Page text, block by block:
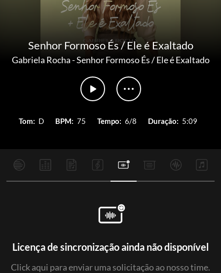
Senhor Formoso És / Ele é Exaltado
Gabriela Rocha-Senhor Formoso És / Ele é Exaltado
Tom: D BPM: 75 Tempo: 6/8 Duração: 5:09
Licença de sincronização ainda não disponível
Click aqui para enviar uma solicitação ao nosso time.